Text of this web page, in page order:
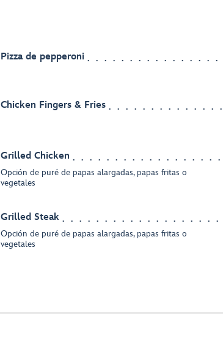
Pizza de pepperoni
Chicken Fingers & Fries
Grilled Chicken
Opción de puré de papas alargadas, papas fritas o
vegetales
Grilled Steak
Opción de puré de papas alargadas, papas fritas o
vegetales